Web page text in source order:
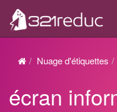
Nuage d'étiquettes
écran